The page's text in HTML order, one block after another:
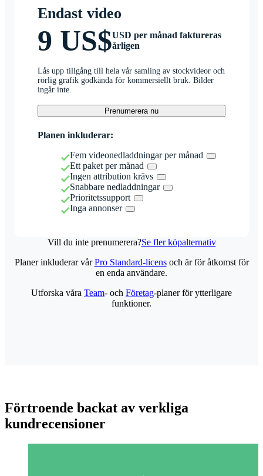
Endast video
9 US$USD per månad faktureras
årligen
Lås upp tillgång till hela vår samling av stockvideor och
rörlig grafik godkända för kommersiellt bruk. Bilder
ingår inte.
Prenumerera nu
Planen inkluderar:
Fem videonedladdningar per månad
Ett paket per månad
Ingen attribution krävs
Snabbare nedladdningar
Prioritetssupport
Inga annonser
Vill du inte prenumerera?Se fler köpalternativ
Planer inkluderar vårPro Standard-licensoch är för åtkomst för
en enda användare.
Utforska våra Team- och Företag-planer för ytterligare
funktioner.
Förtroende backat av verkliga
kundrecensioner